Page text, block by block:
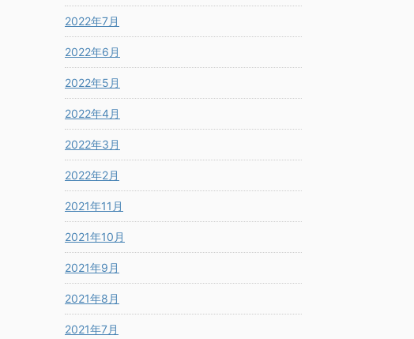
2022年7月
2022年6月
2022年5月
2022年4月
2022年3月
2022年2月
2021年11月
2021年10月
2021年9月
2021年8月
2021年7月